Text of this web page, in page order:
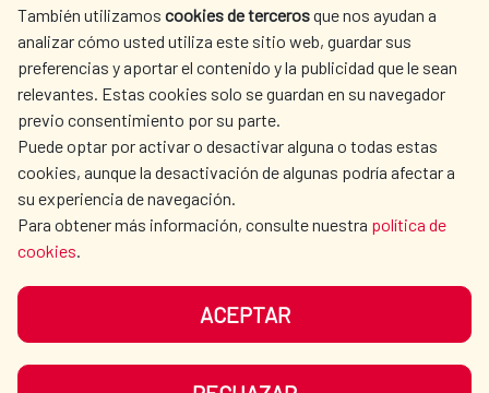
También utilizamos cookies de tercerosque nos ayudan a
analizar cómo usted utiliza este sitio web, guardar sus
preferencias y aportar el contenido y la publicidad que le sean
relevantes. Estas cookies solo se guardan en su navegador
previo consentimiento por su parte.
Puede optar por activar o desactivar alguna o todas estas
cookies, aunque la desactivación de algunas podría afectar a
su experiencia de navegación.
Para obtener más información, consulte nuestra política de
cookies.
ACEPTAR
CULTURE ET SCIENCE BIBLIOTHÈQUE
NOS RÉSEAUX SOCIAUX
PROTECTION DES DONNÉES